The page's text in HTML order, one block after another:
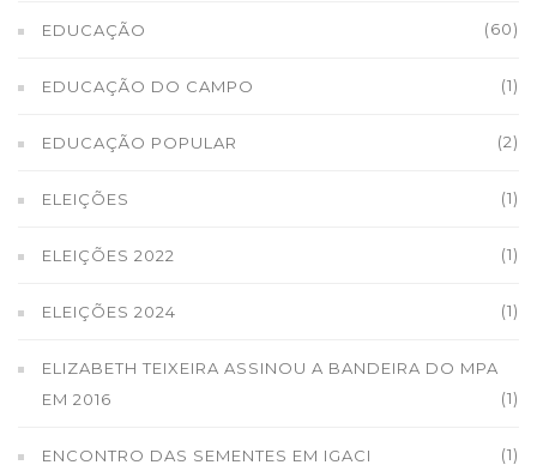
EDUCAÇÃO (60)
EDUCAÇÃO DO CAMPO (1)
EDUCAÇÃO POPULAR (2)
ELEIÇÕES (1)
ELEIÇÕES 2022 (1)
ELEIÇÕES 2024 (1)
ELIZABETH TEIXEIRA ASSINOU A BANDEIRA DO MPA
EM 2016
(1)
ENCONTRO DAS SEMENTES EM IGACI (1)